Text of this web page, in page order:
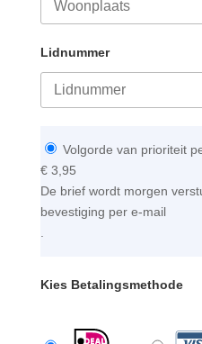
Lidnummer
Volgorde van prioriteit
€ 3,95
De brief wordt morgen
bevestiging per e-mail
.
Kies Betalingsmethode